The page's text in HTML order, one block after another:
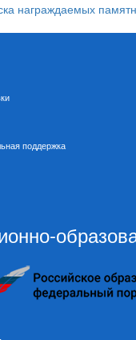
награждаемых
поддержка